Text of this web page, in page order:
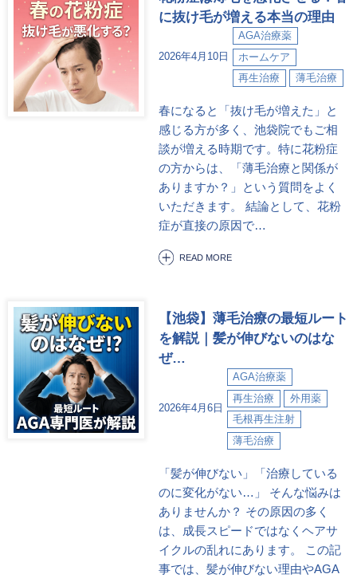
2026年4月10日
AGA治療薬
ホームケア
再生治療
薄毛治療
に抜け毛が増える本当の理由
春になると「抜け毛が増えた」と
感じる方が多く、池袋院でもご相
談が増える時期です。特に花粉症
の方からは、「薄毛治療と関係が
ありますか？」という質問をよく
いただきます。 結論として、花粉
症が直接の原因で…
READ MORE
2026年4月6日
AGA治療薬
再生治療
外用薬
毛根再生注射
薄毛治療
【池袋】薄毛治療の最短ルート
を解説｜髪が伸びないのはな
ぜ…
「髪が伸びない」「治療している
のに変化がない…」 そんな悩みは
ありませんか？ その原因の多く
は、成長スピードではなくヘアサ
イクルの乱れにあります。 この記
事では、髪が伸びない理由やAGA